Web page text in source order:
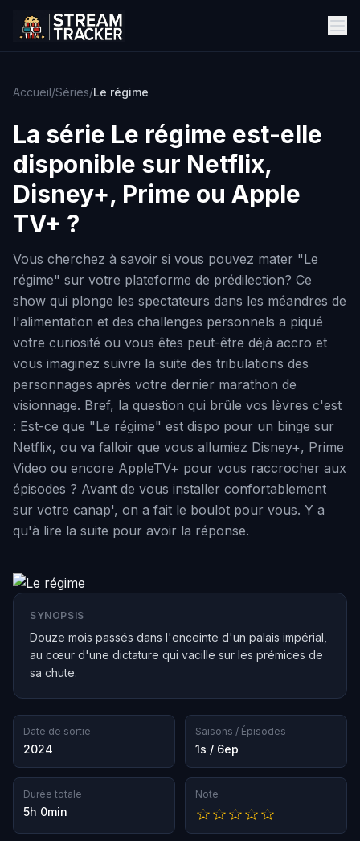
Accueil/Séries/Le régime
La série Le régime est-elle
disponible sur Netflix,
Disney+, Prime ou Apple
TV+ ?
Vous cherchez à savoir si vous pouvez mater "Le
régime" sur votre plateforme de prédilection? Ce
show qui plonge les spectateurs dans les méandres de
l'alimentation et des challenges personnels a piqué
votre curiosité ou vous êtes peut-être déjà accro et
vous imaginez suivre la suite des tribulations des
personnages après votre dernier marathon de
visionnage. Bref, la question qui brûle vos lèvres c'est
: Est-ce que "Le régime" est dispo pour un binge sur
Netflix, ou va falloir que vous allumiez Disney+, Prime
Video ou encore AppleTV+ pour vous raccrocher aux
épisodes ? Avant de vous installer confortablement
sur votre canap', on a fait le boulot pour vous. Y a
qu'à lire la suite pour avoir la réponse.
SYNOPSIS
Douze mois passés dans l'enceinte d'un palais impérial,
au cœur d'une dictature qui vacille sur les prémices de
sa chute.
Date de sortie
2024
Saisons / Épisodes
1s / 6ep
Durée totale
5h 0min
Note